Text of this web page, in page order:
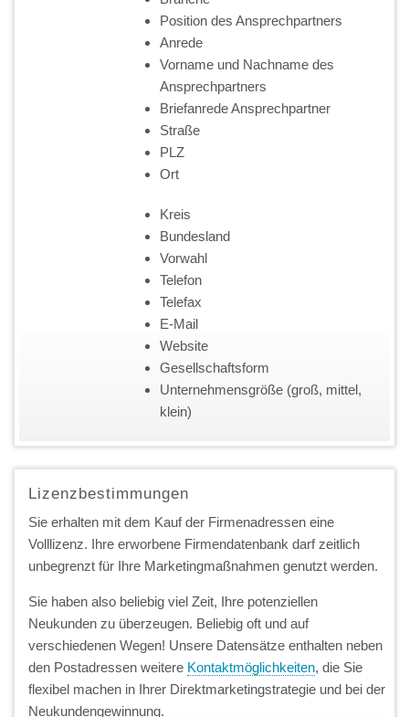
Position des Ansprechpartners
Anrede
Vorname und Nachname des
Ansprechpartners
Briefanrede Ansprechpartner
Straße
PLZ
Ort
Kreis
Bundesland
Vorwahl
Telefon
Telefax
E-Mail
Website
Gesellschaftsform
Unternehmensgröße (groß, mittel,
klein)
Lizenzbestimmungen
Sie erhalten mit dem Kauf der Firmenadressen eine
Volllizenz. Ihre erworbene Firmendatenbank darf zeitlich
unbegrenzt für Ihre Marketingmaßnahmen genutzt werden.
Sie haben also beliebig viel Zeit, Ihre potenziellen
Neukunden zu überzeugen. Beliebig oft und auf
verschiedenen Wegen! Unsere Datensätze enthalten neben
den Postadressen weitere Kontaktmöglichkeiten, die Sie
flexibel machen in Ihrer Direktmarketingstrategie und bei der
Neukundengewinnung.